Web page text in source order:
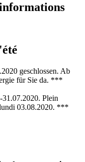
geschlossen. Ab
für Sie da. ***
Plein
lundi 03.08.2020. ***